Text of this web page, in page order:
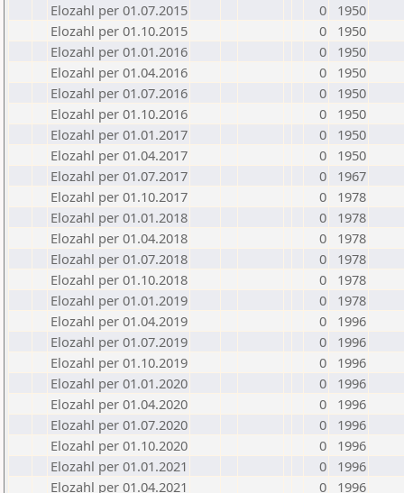
Elozahl per 01.07.2015
0
1950
Elozahl per 01.10.2015
0
1950
Elozahl per 01.01.2016
0
1950
Elozahl per 01.04.2016
0
1950
Elozahl per 01.07.2016
0
1950
Elozahl per 01.10.2016
0
1950
Elozahl per 01.01.2017
0
1950
Elozahl per 01.04.2017
0
1950
Elozahl per 01.07.2017
0
1967
Elozahl per 01.10.2017
0
1978
Elozahl per 01.01.2018
0
1978
Elozahl per 01.04.2018
0
1978
Elozahl per 01.07.2018
0
1978
Elozahl per 01.10.2018
0
1978
Elozahl per 01.01.2019
0
1978
Elozahl per 01.04.2019
0
1996
Elozahl per 01.07.2019
0
1996
Elozahl per 01.10.2019
0
1996
Elozahl per 01.01.2020
0
1996
Elozahl per 01.04.2020
0
1996
Elozahl per 01.07.2020
0
1996
Elozahl per 01.10.2020
0
1996
Elozahl per 01.01.2021
0
1996
Elozahl per 01.04.2021
0
1996